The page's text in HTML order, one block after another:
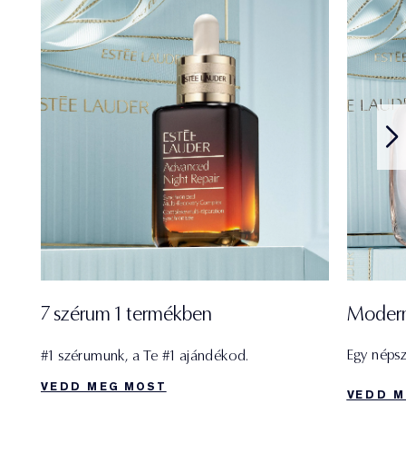
7 szérum 1 termékben
#1 szérumunk, a Te #1 ajándékod.
VEDD MEG MOST
Egy
VEDD